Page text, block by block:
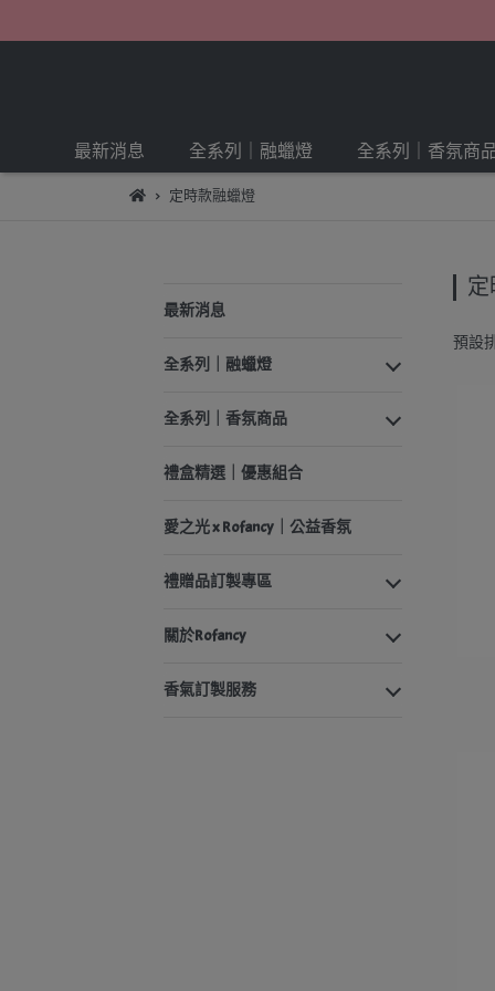
最新消息 全系列｜融蠟燈 全系列｜香氛商
定時款融蠟燈
最新消息
全系列｜融蠟燈
全系列｜香氛商品
禮盒精選｜優惠組合
愛之光 x Rofancy｜公益香氛
禮贈品訂製專區
關於Rofancy
香氣訂製服務
預設